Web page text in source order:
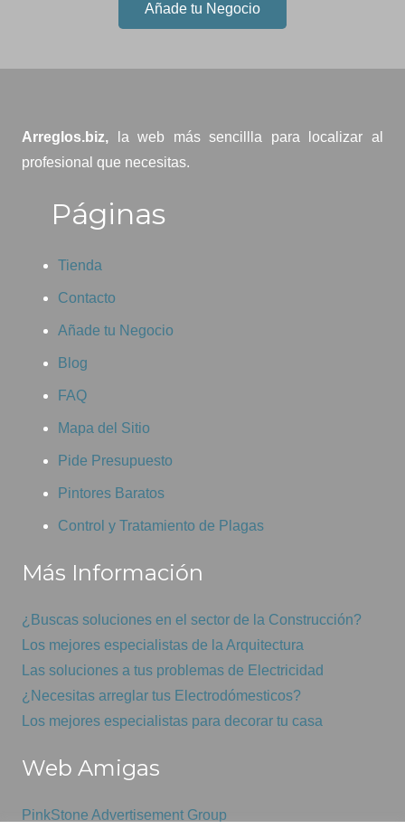
Añade tu Negocio
Arreglos.biz,
la web más sencillla para localizar al
profesional que necesitas.
Páginas
Tienda
Contacto
Añade tu Negocio
Blog
FAQ
Mapa del Sitio
Pide Presupuesto
Pintores Baratos
Control y Tratamiento de Plagas
Más Información
¿Buscas soluciones en el sector de la Construcción?
Los mejores especialistas de la Arquitectura
Las soluciones a tus problemas de Electricidad
¿Necesitas arreglar tus Electrodómesticos?
Los mejores especialistas para decorar tu casa
Web Amigas
PinkStone Advertisement Group